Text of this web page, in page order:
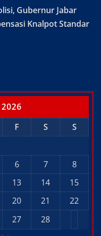
Gubernur Jabar
Knalpot Standar
2026
F S
S
6 7
8
13 14
15
20 21
22
27
28